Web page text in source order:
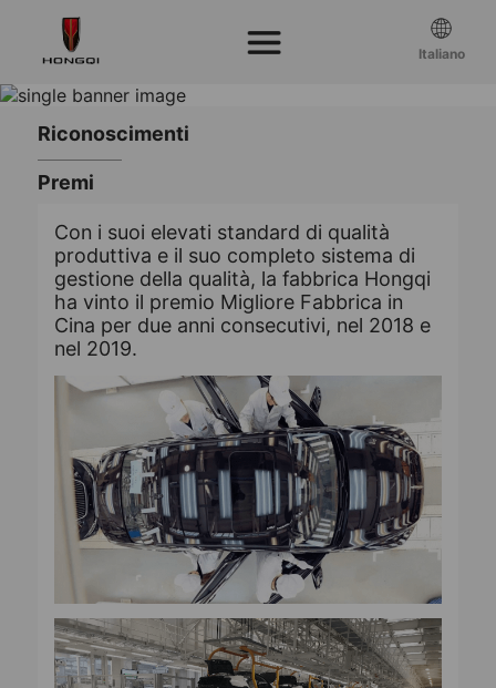
Riconoscimenti
Premi
Con i suoi elevati standard di qualità
produttiva e il suo completo sistema di
gestione della qualità, la fabbrica Hongqi
ha vinto il premio Migliore Fabbrica in
Cina per due anni consecutivi, nel 2018 e
nel 2019.